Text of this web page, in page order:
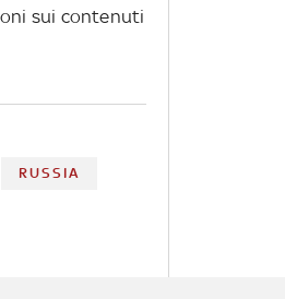
sui contenuti
RUSSIA